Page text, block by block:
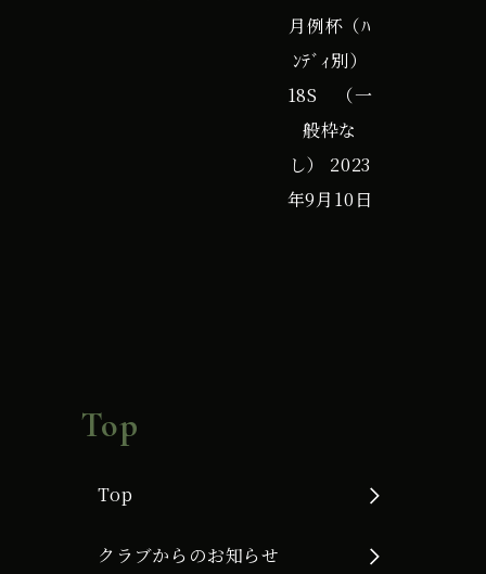
月例杯（ﾊ
ﾝﾃﾞｨ別）
18S （一
般枠な
し） 2023
年9月10日
Top
Top
クラブからのお知らせ